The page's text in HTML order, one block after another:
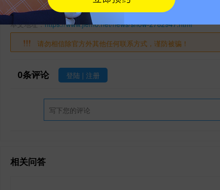
非特殊说明，本文版权原作者，转载请注明出处
本文地址：https://www.jiemo.net/news/show-2782947.html
请勿相信除官方外其他任何联系方式，谨防被骗！
0条评论 登陆 | 注册
相关问答